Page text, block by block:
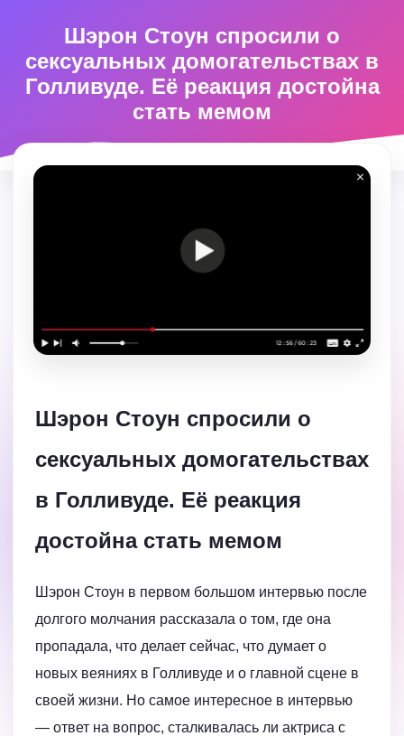
Шэрон Стоун спросили о
сексуальных домогательствах в
Голливуде. Её реакция достойна
стать мемом
Шэрон Стоун спросили о
сексуальных домогательствах
в Голливуде. Её реакция
достойна стать мемом
Шэрон Стоун в первом большом интервью после
долгого молчания рассказала о том, где она
пропадала, что делает сейчас, что думает о
новых веяниях в Голливуде и о главной сцене в
своей жизни. Но самое интересное в интервью
— ответ на вопрос, сталкивалась ли актриса с